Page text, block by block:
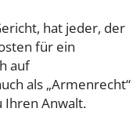
hat jeder, der
für ein
auf
als „Armenrecht“
Ihren Anwalt.